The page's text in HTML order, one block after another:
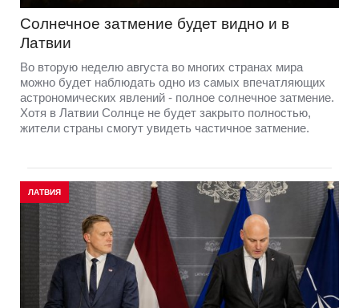
Солнечное затмение будет видно и в
Латвии
Во вторую неделю августа во многих странах мира
можно будет наблюдать одно из самых впечатляющих
астрономических явлений - полное солнечное затмение.
Хотя в Латвии Солнце не будет закрыто полностью,
жители страны смогут увидеть частичное затмение.
ЛАТВИЯ